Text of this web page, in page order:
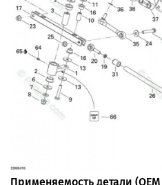
Применяемость детали (OEM